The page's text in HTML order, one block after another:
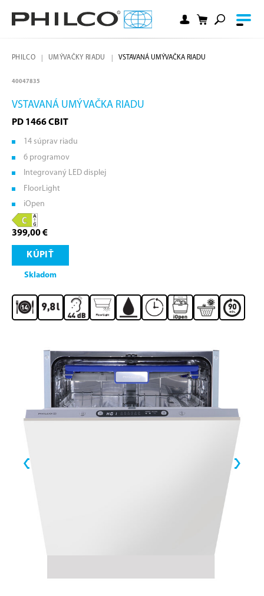
PHILCO UMÝVAČKY RIADU VSTAVANÁ UMÝVAČKA RIADU
40047835
VSTAVANÁ UMÝVAČKA RIADU
PD 1466 CBIT
14 súprav riadu
6 programov
Integrovaný LED displej
FloorLight
iOpen
399,00 €
KÚPIŤ
Skladom